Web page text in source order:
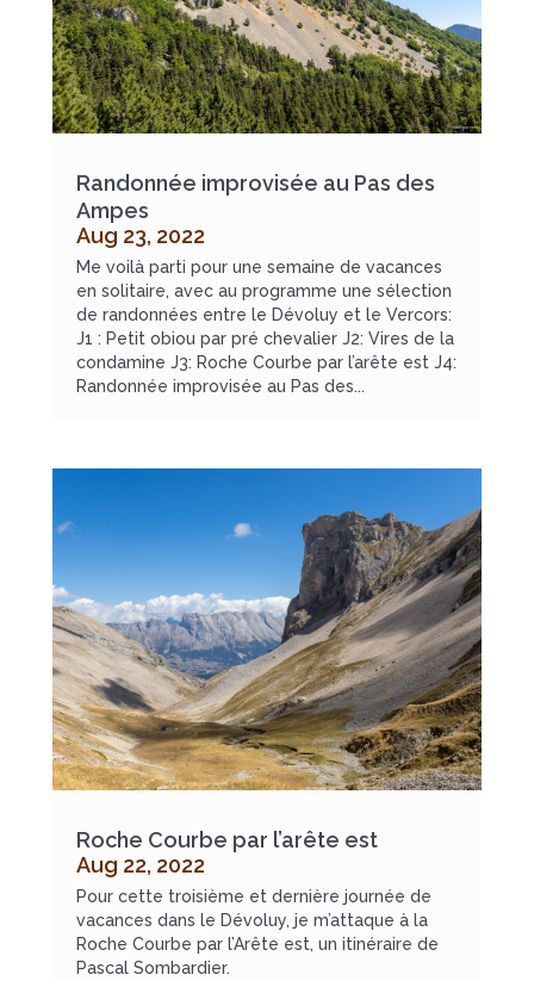
Randonnée improvisée au Pas des
Ampes
Aug 23, 2022
Me voilà parti pour une semaine de vacances
en solitaire, avec au programme une sélection
de randonnées entre le Dévoluy et le Vercors:
J1 : Petit obiou par pré chevalier J2: Vires de la
condamine J3: Roche Courbe par l’arête est J4:
Randonnée improvisée au Pas des...
Roche Courbe par l’arête est
Aug 22, 2022
Pour cette troisième et dernière journée de
vacances dans le Dévoluy, je m’attaque à la
Roche Courbe par l’Arête est, un itinéraire de
Pascal Sombardier.